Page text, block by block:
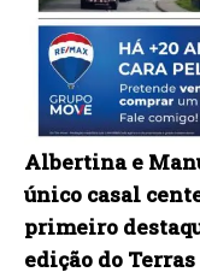
Albertina e
único casal
primeiro
edição do